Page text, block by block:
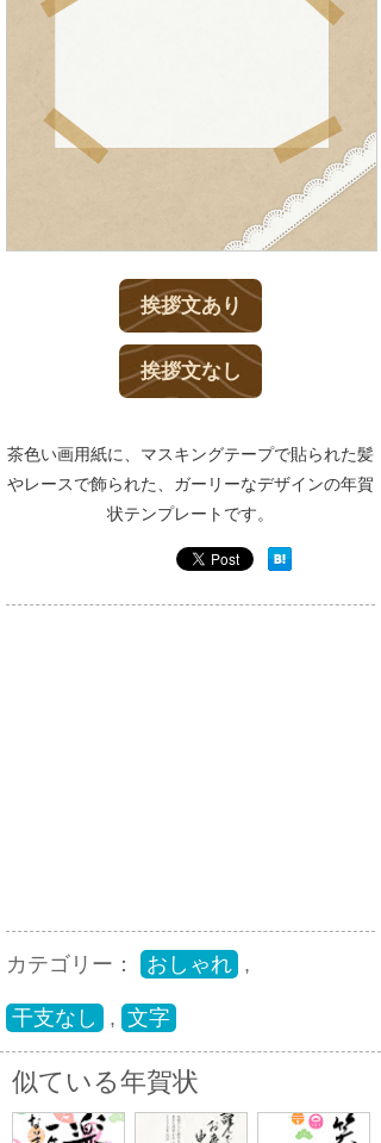
挨拶文あり
挨拶文なし
茶色い画用紙に、マスキングテープで貼られた髪
やレースで飾られた、ガーリーなデザインの年賀
状テンプレートです。
カテゴリー： おしゃれ ,
干支なし , 文字
似ている年賀状